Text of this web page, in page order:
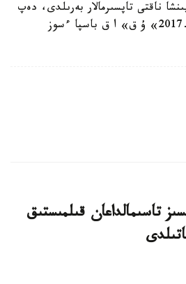
ناقتى تاپسىرمالار بەرىلدى، دەپ
حابارلادى «استانا ەكسپو-2017» ۇ ق» ا ق باسپا ءسوز
تاسىمالداعان قىلمىستىق